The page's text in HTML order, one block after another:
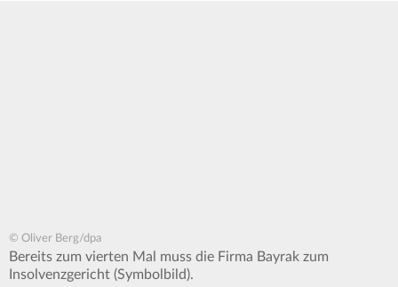
© Oliver Berg/dpa
Bereits zum vierten Mal muss die Firma Bayrak zum
Insolvenzgericht (Symbolbild).